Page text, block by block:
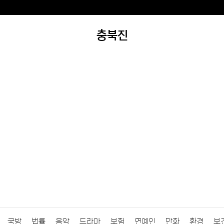
충북진
국방 법률 음악 드라마 보험 연예인 만화 환경 보